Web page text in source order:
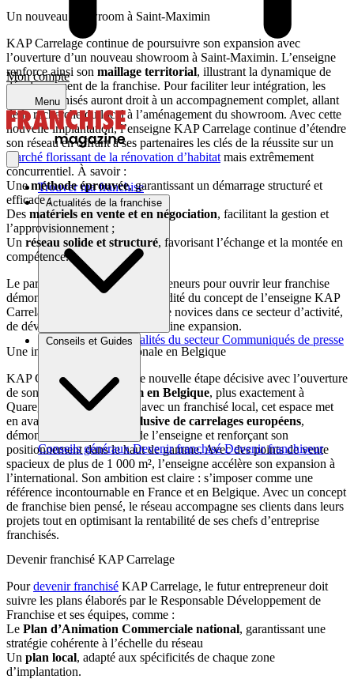
Mon compte
Menu
Trouver ma franchise
Actualités de la franchise
Brèves et actus Actualités du secteur Communiqués de presse
Conseils et Guides
Conseils généraux Devenir franchisé Devenir franchiseur
Un nouveau showroom à Saint-Maximin
KAP Carrelage continue de poursuivre son expansion avec
l’ouverture d’un nouveau showroom à Saint-Maximin. L’enseigne
renforce ainsi son maillage territorial, illustrant la dynamique de
développement de la franchise. Pour faciliter leur intégration, les
futurs franchisés auront droit à un accompagnement complet, allant
de la recherche du local à l’aménagement du showroom. Avec cette
nouvelle implantation, l’enseigne KAP Carrelage continue d’étendre
son réseau en offrant à ses partenaires les clés de la réussite sur un
marché florissant de la rénovation d’habitat mais extrêmement
concurrentiel. À savoir :
Uneméthode éprouvée, garantissant un démarrage structuré et
efficace ;
Des matériels en vente et en négociation, facilitant la gestion et
l’approvisionnement ;
Un réseau solide et structuré, favorisant l’échange et la montée en
compétence.
Le parcours proposé aux entrepreneurs pour ouvrir leur franchise
démontre l’accessibilité et la solidité du concept de l’enseigne KAP
Carrelage, leur permettant, même novices dans ce secteur d’activité,
de développer une activité en pleine expansion.
Une implantation internationale en Belgique
KAP Carrelage franchit une nouvelle étape décisive avec l’ouverture
de son
premier showroom en Belgique, plus exactement à
Quaregnon. En partenariat avec un franchisé local, cet espace met
en avant
une sélection exclusive de carrelages européens,
démontrant le savoir-faire de l’enseigne et renforçant son
positionnement dans le haut de gamme. Avec des points de vente
spacieux de plus de 1 000 m², l’enseigne accélère son expansion à
l’international. Son ambition est claire : s’imposer comme une
référence incontournable en France et en Belgique. Avec un concept
de franchise bien pensé, le réseau accompagne ses clients dans leurs
projets tout en optimisant la rentabilité de ses chefs d’entreprise
franchisés.
Devenir franchisé KAP Carrelage
Pourdevenir franchisé KAP Carrelage, le futur entrepreneur doit
suivre les plans élaborés par le Responsable Développement de
Franchise et ses équipes, comme :
Le Plan d’Animation Commerciale national, garantissant une
stratégie cohérente à l’échelle du réseau
Un plan local, adapté aux spécificités de chaque zone
d’implantation.